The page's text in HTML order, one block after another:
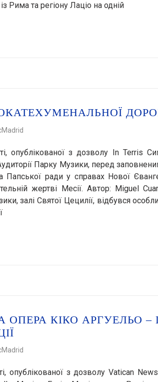
Рима та регіону Лаціо на одній
опублікованої з дозволу In Terris
Парку Музики, перед
Папської ради у справах Нової
жертві Месії. Автор: Miguel
залі Святої Цецилії, відбувся
ОПЕРА КІКО АРГУЕЛЬО
опублікованої з дозволу Vatican